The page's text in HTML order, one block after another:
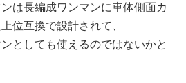
は長編成ワンマンに車体側面カ
位互換で設計されて、
としても使えるのではないかと